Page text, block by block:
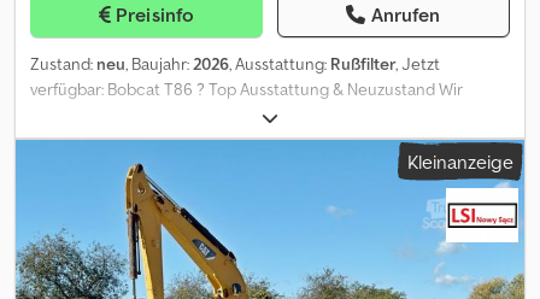
Preisinfo Anrufen
Zustand: neu, Baujahr:2026, Ausstattung: Rußfilter, Jetzt
verfügbar: Bobcat T86 ? Top Ausstattung & Neuzustand Wir
freuen uns, Ihnen den Bobcat T86 mit sehr guter
Sonderausstattung anbieten zu dürfen. Zustand: Neu
Verfügbarkeit: Sofort ab Lager----Warum Zirndorfer-
Maschinenpark ? Offizieller Vertragshändler für Bobcat &
Montabert * Familienbetrieb mit über 45 Jahren Erfahrung *
Eigene Fachwerkstatt für geprüfte Qualität * Große Auswahl an
Neu- und Gebrauchtmaschinen Finanzierung, Leasing oder
Mietkauf ? Kein Problem ? über unsere Partnerbanken finden wir
Kleinanzeige